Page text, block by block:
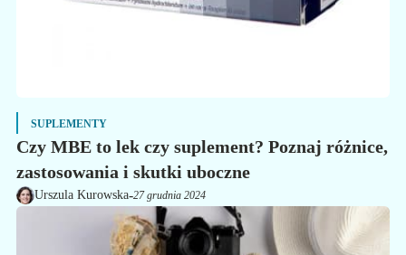
SUPLEMENTY
Czy MBE to lek czy suplement? Poznaj różnice,
zastosowania i skutki uboczne
Urszula Kurowska-27 grudnia 2024